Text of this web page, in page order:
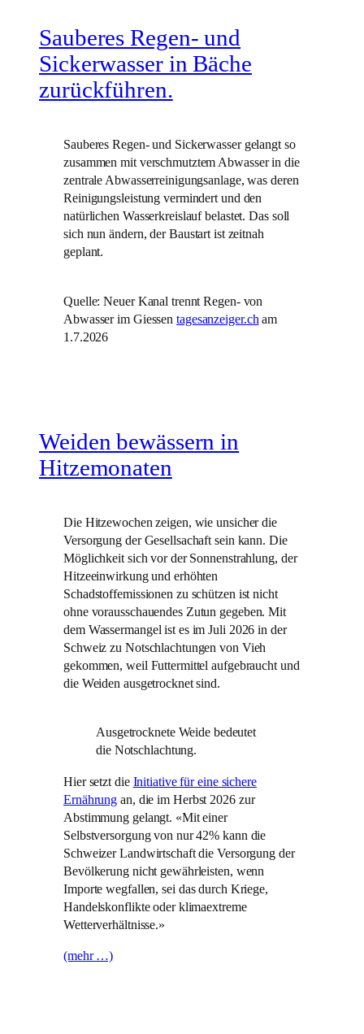
Zum
Inhalt
springen
Sauberes Regen- und
Sickerwasser in Bäche
zurückführen.
Sauberes Regen- und Sickerwasser gelangt so
zusammen mit verschmutztem Abwasser in die
zentrale Abwasserreinigungsanlage, was deren
Reinigungsleistung vermindert und den
natürlichen Wasserkreislauf belastet. Das soll
sich nun ändern, der Baustart ist zeitnah
geplant.
Quelle: Neuer Kanal trennt Regen- von
Abwasser im Giessentagesanzeiger.ch am
1.7.2026
Weiden bewässern in
Hitzemonaten
Die Hitzewochen zeigen, wie unsicher die
Versorgung der Gesellsachaft sein kann. Die
Möglichkeit sich vor der Sonnenstrahlung, der
Hitzeeinwirkung und erhöhten
Schadstoffemissionen zu schützen ist nicht
ohne vorausschauendes Zutun gegeben. Mit
dem Wassermangel ist es im Juli 2026 in der
Schweiz zu Notschlachtungen von Vieh
gekommen, weil Futtermittel aufgebraucht und
die Weiden ausgetrocknet sind.
Ausgetrocknete Weide bedeutet
die Notschlachtung.
Hier setzt die Initiative für eine sichere
Ernährung an, die im Herbst 2026 zur
Abstimmung gelangt. «Mit einer
Selbstversorgung von nur 42% kann die
Schweizer Landwirtschaft die Versorgung der
Bevölkerung nicht gewährleisten, wenn
Importe wegfallen, sei das durch Kriege,
Handelskonflikte oder klimaextreme
Wetterverhältnisse.»
(mehr …)